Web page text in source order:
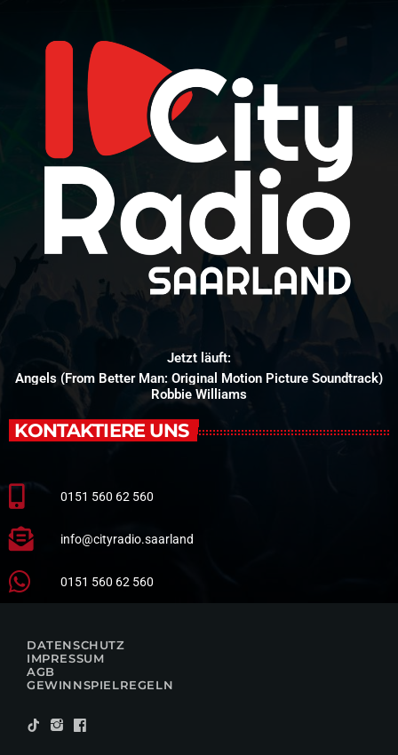
Jetzt läuft:
Angels (From Better Man: Original Motion Picture Soundtrack)
Robbie Williams
KONTAKTIERE UNS
0151 560 62 560
info@cityradio.saarland
0151 560 62 560
DATENSCHUTZ
IMPRESSUM
AGB
GEWINNSPIELREGELN